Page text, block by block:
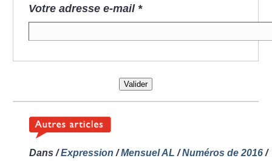
Votre adresse e-mail*
Valider
Dans /Expression /Mensuel AL /Numéros de 2016 /